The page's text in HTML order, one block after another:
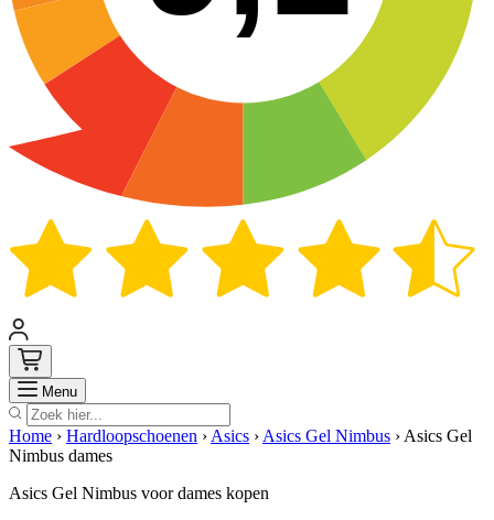
Menu Zoek
Home › Hardloopschoenen › Asics › Asics Gel Nimbus › Asics Gel
Nimbus dames
Asics Gel Nimbus voor dames kopen